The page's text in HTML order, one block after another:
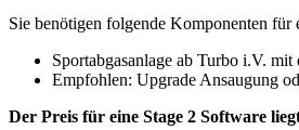
Sie benötigen folgende Komponenten für
Sportabgasanlage ab Turbo i.V.
Empfohlen: Upgrade Ansaugung
Der Preis für eine Stage 2 Software